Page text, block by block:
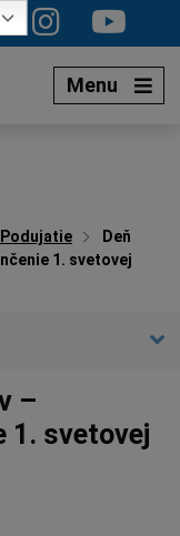
Menu
Podujatie
Deň
1. svetovej
–
1. svetovej